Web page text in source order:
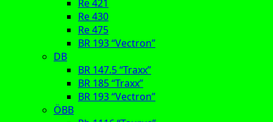
Re 421
Re 430
Re 475
BR 193 “Vectron”
DB
BR 147.5 “Traxx”
BR 185 “Traxx”
BR 193 “Vectron”
ÖBB